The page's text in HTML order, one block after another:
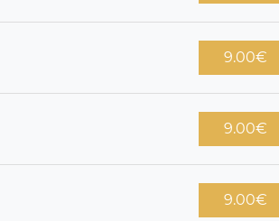
9.00€
9.00€
9.00€